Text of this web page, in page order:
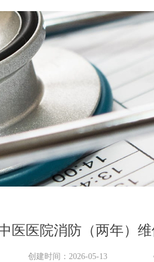
医医院消防（两年）
创建时间： 2026-05-13